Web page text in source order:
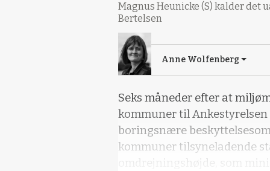
Magnus Heunicke (S) kalder det
Bertelsen
Anne Wolfenberg
Seks måneder efter at
kommuner til
boringsnære
kommuner tilsyneladende
omdrejningshøjde, som